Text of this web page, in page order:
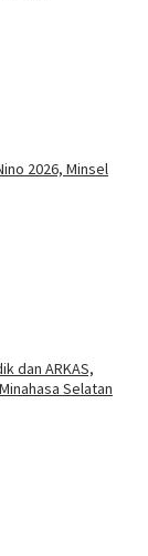
2026, Minsel
dan ARKAS,
Selatan